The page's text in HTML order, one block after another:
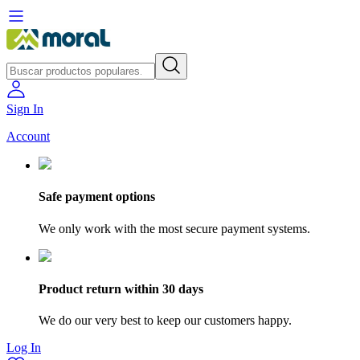
Sign In
Account
Safe payment options
We only work with the most secure payment systems.
Product return within 30 days
We do our very best to keep our customers happy.
Log In